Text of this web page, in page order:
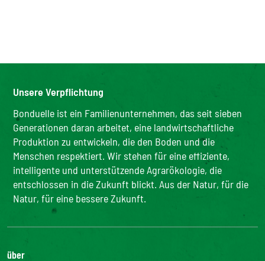
Unsere Verpflichtung
Bonduelle ist ein Familienunternehmen, das seit sieben
Generationen daran arbeitet, eine landwirtschaftliche
Produktion zu entwickeln, die den Boden und die
Menschen respektiert. Wir stehen für eine effiziente,
intelligente und unterstützende Agrarökologie, die
entschlossen in die Zukunft blickt. Aus der Natur, für die
Natur, für eine bessere Zukunft.
über